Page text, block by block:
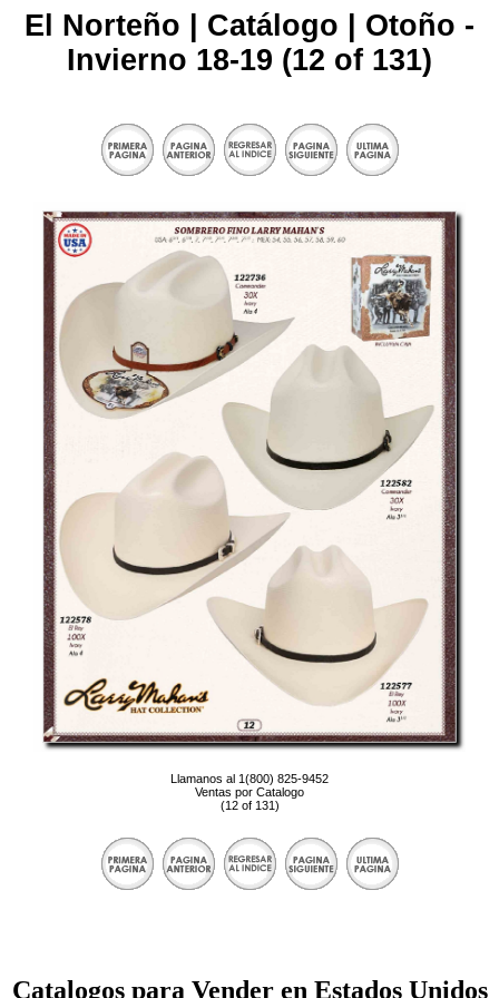
El Norteño | Catálogo | Otoño -
Invierno 18-19 (12 of 131)
Llamanos al 1(800) 825-9452
Ventas por Catalogo
(12 of 131)
Catalogos para Vender en Estados Unidos